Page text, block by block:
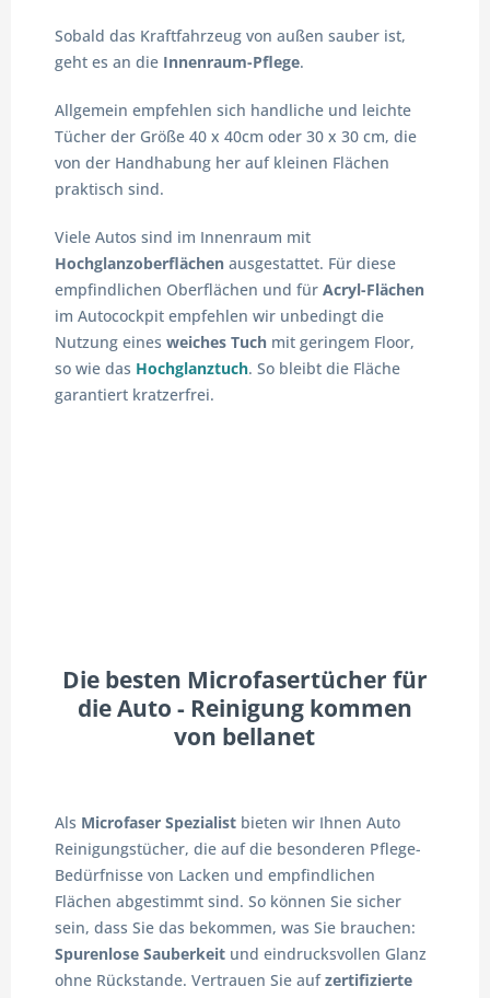
Sobald das Kraftfahrzeug von außen sauber ist,
geht es an die Innenraum-Pflege.
Allgemein empfehlen sich handliche und leichte
Tücher der Größe 40 x 40cm oder 30 x 30 cm, die
von der Handhabung her auf kleinen Flächen
praktisch sind.
Viele Autos sind im Innenraum mit
Hochglanzoberflächen ausgestattet. Für diese
empfindlichen Oberflächen und fürAcryl-Flächen
im Autocockpit empfehlen wir unbedingt die
Nutzung einesweiches Tuch mit geringem Floor,
so wie das Hochglanztuch. So bleibt die Fläche
garantiert kratzerfrei.
Die besten Microfasertücher für
die Auto - Reinigung kommen
von bellanet
Als Microfaser Spezialist bieten wir Ihnen Auto
Reinigungstücher, die auf die besonderen Pflege-
Bedürfnisse von Lacken und empfindlichen
Flächen abgestimmt sind. So können Sie sicher
sein, dass Sie das bekommen, was Sie brauchen:
Spurenlose Sauberkeit und eindrucksvollen Glanz
ohne Rückstande. Vertrauen Sie aufzertifizierte